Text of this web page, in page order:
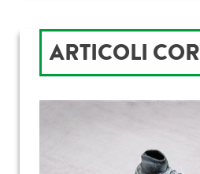
ARTICOLI